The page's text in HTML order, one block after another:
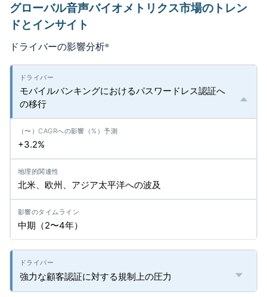
グローバル音声バイオメトリクス市場のトレン
ドとインサイト
ドライバーの影響分析*
モバイルバンキングにおけるパスワードレス認証へ
の移行
+3.2%
北米、欧州、アジア太平洋への波及
中期（2〜4年）
強力な顧客認証に対する規制上の圧力